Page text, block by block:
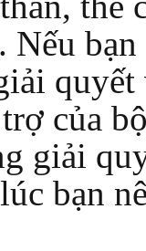
Nếu bạn
quyết
của
giải
bạn